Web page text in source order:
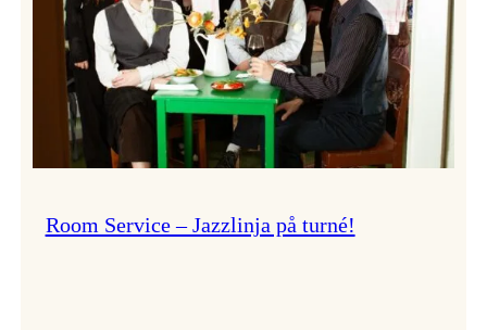
dagen
Room Service – Jazzlinja på turné!